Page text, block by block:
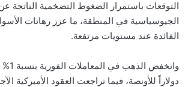
التوقعات باستمرار الضغوط التضخمية الناتجة
الجيوسياسية في المنطقة، ما عزز رهانات
الفائدة عند مستويات مرتفعة.
دولاراً للأونصة، فيما تراجعت العقود الأميركية